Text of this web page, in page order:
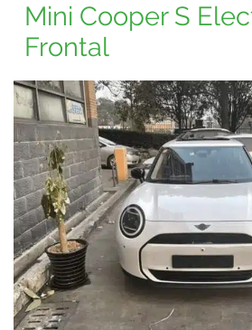
Mini Cooper S
Frontal